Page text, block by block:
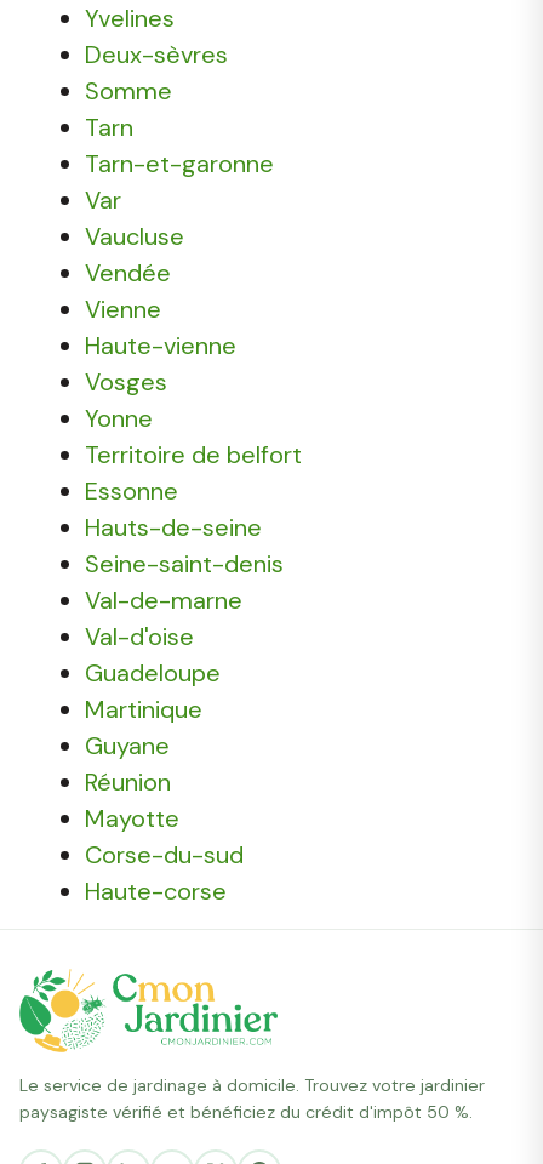
Yvelines
Deux-sèvres
Somme
Tarn
Tarn-et-garonne
Var
Vaucluse
Vendée
Vienne
Haute-vienne
Vosges
Yonne
Territoire de belfort
Essonne
Hauts-de-seine
Seine-saint-denis
Val-de-marne
Val-d'oise
Guadeloupe
Martinique
Guyane
Réunion
Mayotte
Corse-du-sud
Haute-corse
Le service de jardinage à domicile. Trouvez votre jardinier
paysagiste vérifié et bénéficiez du crédit d'impôt 50 %.